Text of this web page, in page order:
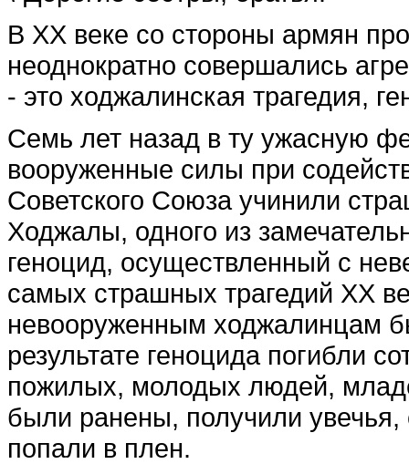
В ХХ веке со стороны армян
неоднократно совершались
- это ходжалинская трагедия,
Семь лет назад в ту ужасную
вооруженные силы при
Советского Союза учинили
Ходжалы, одного из
геноцид, осуществленный с
самых страшных трагедий ХХ
невооруженным ходжалинцам
результате геноцида погибли
пожилых, молодых людей,
были ранены, получили
попали в плен.